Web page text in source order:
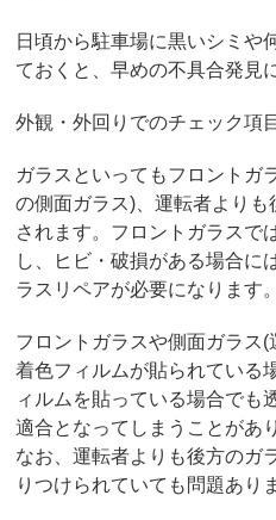
日頃から駐車場に黒いシミや
ておくと、早めの不具合発見
外観・外回りでのチェック項
ガラスといってもフロントガ
の側面ガラス)、運転者より
されます。フロントガラスで
し、ヒビ・破損がある場合に
ラスリペアが必要になります。
フロントガラスや側面ガラス
着色フィルムが貼られている
ィルムを貼っている場合でも
適合となってしまうことがあ
なお、運転者よりも後方のガ
りつけられていても問題あり